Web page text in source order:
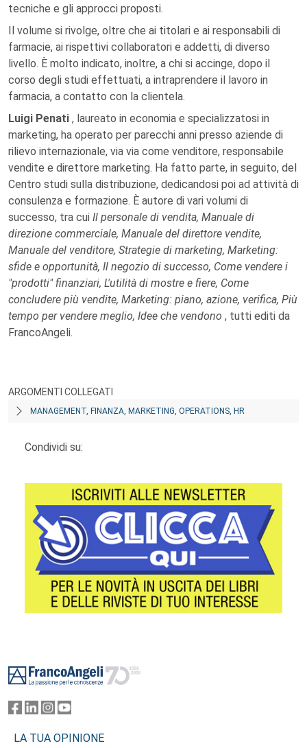
tecniche e gli approcci proposti.
Il volume si rivolge, oltre che ai titolari e ai responsabili di
farmacie, ai rispettivi collaboratori e addetti, di diverso
livello. È molto indicato, inoltre, a chi si accinge, dopo il
corso degli studi effettuati, a intraprendere il lavoro in
farmacia, a contatto con la clientela.
Luigi Penati , laureato in economia e specializzatosi in
marketing, ha operato per parecchi anni presso aziende di
rilievo internazionale, via via come venditore, responsabile
vendite e direttore marketing. Ha fatto parte, in seguito, del
Centro studi sulla distribuzione, dedicandosi poi ad attività di
consulenza e formazione. È autore di vari volumi di
successo, tra cui Il personale di vendita, Manuale di
direzione commerciale, Manuale del direttore vendite,
Manuale del venditore, Strategie di marketing, Marketing:
sfide e opportunità, Il negozio di successo, Come vendere i
"prodotti" finanziari, L'utilità di mostre e fiere, Come
concludere più vendite, Marketing: piano, azione, verifica, Più
tempo per vendere meglio, Idee che vendono , tutti editi da
FrancoAngeli.
ARGOMENTI COLLEGATI
MANAGEMENT, FINANZA, MARKETING, OPERATIONS, HR
Condividi su:
LA TUA OPINIONE